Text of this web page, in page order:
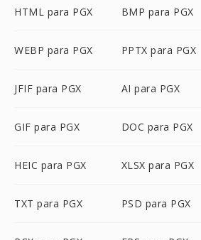
HTML para PGX BMP para PGX
WEBP para PGX PPTX para PGX
JFIF para PGX AI para PGX
GIF para PGX DOC para PGX
HEIC para PGX XLSX para PGX
TXT para PGX PSD para PGX